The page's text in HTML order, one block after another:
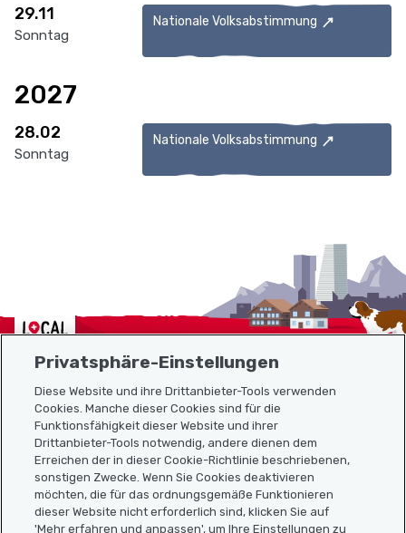
29.11
Sonntag
Nationale Volksabstimmung
2027
28.02
Sonntag
Nationale Volksabstimmung
Localcities
Sitemap
Nützliche Links
Privatsphäre-Einstellungen
Diese Website und ihre Drittanbieter-Tools verwenden
Cookies. Manche dieser Cookies sind für die
Funktionsfähigkeit dieser Website und ihrer
Drittanbieter-Tools notwendig, andere dienen dem
Erreichen der in dieser Cookie-Richtlinie beschriebenen,
sonstigen Zwecke. Wenn Sie Cookies deaktivieren
möchten, die für das ordnungsgemäße Funktionieren
dieser Website nicht erforderlich sind, klicken Sie auf
'Mehr erfahren und anpassen', um Ihre Einstellungen zu